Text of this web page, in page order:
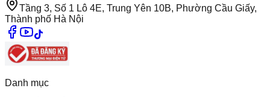
Tầng 3, Số 1 Lô 4E, Trung Yên 10B, Phường Cầu Giấy,
Thành phố Hà Nội
Danh mục